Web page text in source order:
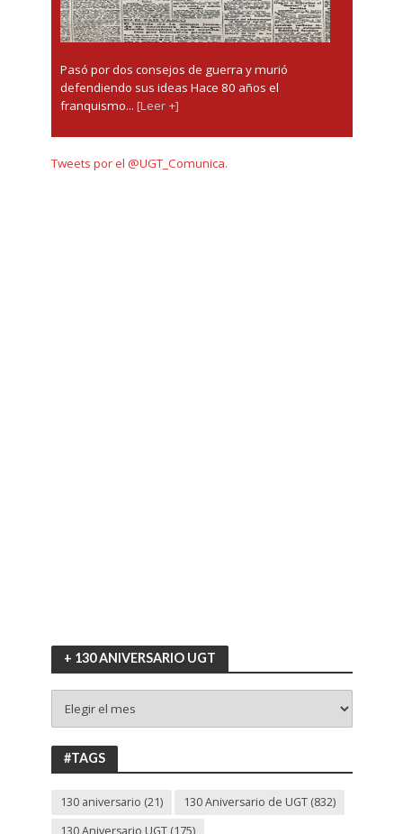
Pasó por dos consejos de guerra y murió
defendiendo sus ideas Hace 80 años el
franquismo... [Leer +]
Tweets por el @UGT_Comunica.
+ 130 ANIVERSARIO UGT
130
ANIVERSARIO
UGT
#TAGS
130 aniversario (21) 130 Aniversario de UGT(832)